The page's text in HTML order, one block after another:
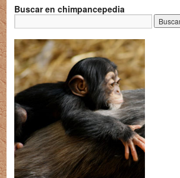
Buscar en chimpancepedia